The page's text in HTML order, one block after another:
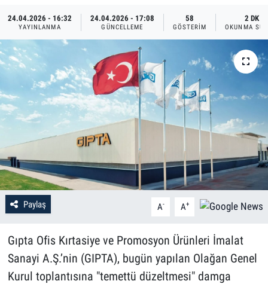
24.04.2026 - 16:32
YAYINLANMA
24.04.2026 - 17:08
GÜNCELLEME
58
GÖSTERIM
2 DK
OKUNMA
Paylaş A- A+
Gıpta Ofis Kırtasiye ve Promosyon Ürünleri İmalat
Sanayi A.Ş.’nin (GIPTA), bugün yapılan Olağan Genel
Kurul toplantısına "temettü düzeltmesi" damga